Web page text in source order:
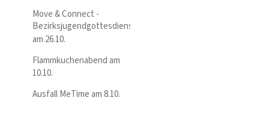
Move & Connect -
Bezirksjugendgottesdienst
am 26.10.
Flammkuchenabend am
10.10.
Ausfall MeTime am 8.10.